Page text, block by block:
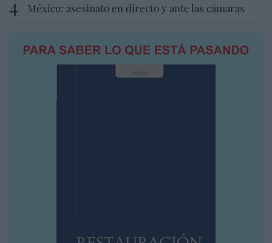
México: asesinato en directo y ante las cámaras